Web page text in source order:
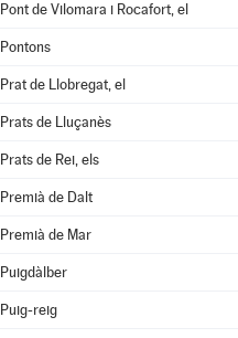
Pont de Vilomara i Rocafort, el
Pontons
Prat de Llobregat, el
Prats de Lluçanès
Prats de Rei, els
Premià de Dalt
Premià de Mar
Puigdàlber
Puig-reig